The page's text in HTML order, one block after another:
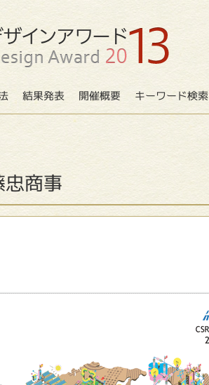
結果発表 開催概要 キーワード検索
商事